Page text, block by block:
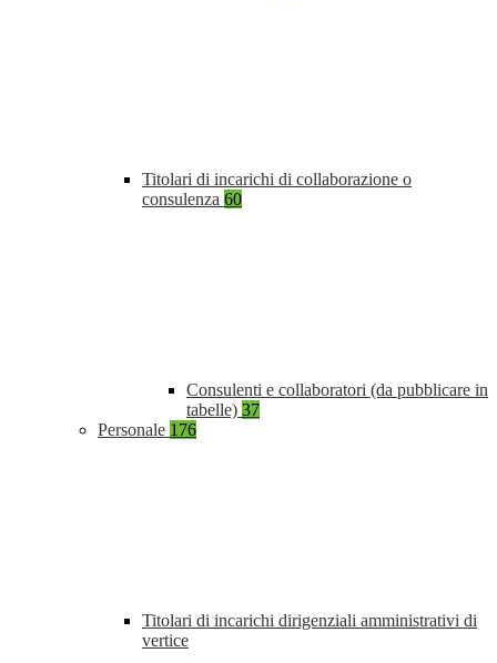
Titolari di incarichi di collaborazione o
consulenza 60
Consulenti e collaboratori (da pubblicare in
tabelle) 37
Personale 176
Titolari di incarichi dirigenziali amministrativi di
vertice